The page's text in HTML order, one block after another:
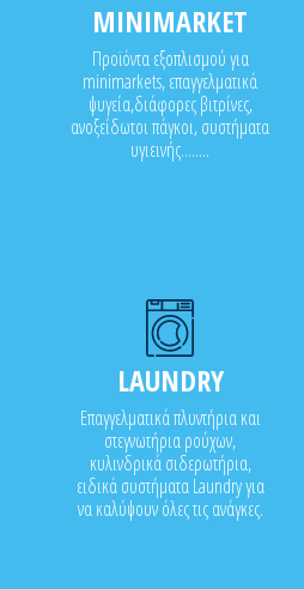
MINIMARKET
Προϊόντα εξοπλισμού για
minimarkets, επαγγελματικά
ψυγεία,διάφορες βιτρίνες,
ανοξείδωτοι πάγκοι, συστήματα
υγιεινής........
LAUNDRY
Επαγγελματικά πλυντήρια και
στεγνωτήρια ρούχων,
κυλινδρικά σιδερωτήρια,
ειδικά συστήματα Laundry για
να καλύψουν όλες τις ανάγκες.